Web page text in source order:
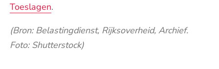
Toeslagen.
(Bron: Belastingdienst, Rijksoverheid, Archief.
Foto: Shutterstock)